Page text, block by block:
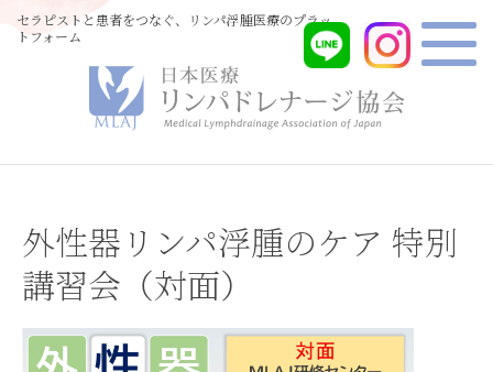
セラピストと患者をつなぐ、リンパ浮腫医療のプラッ
トフォーム
外性器リンパ浮腫のケア 特別
講習会（対面）